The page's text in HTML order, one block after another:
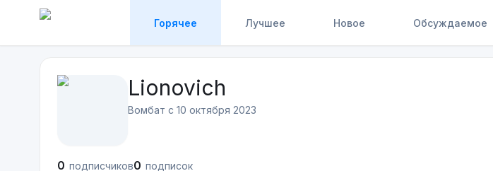
Горячее Лучшее Новое Обсуждаемое
Lionovich
Вомбат с 10 октября 2023
0 подписчиков0 подписок